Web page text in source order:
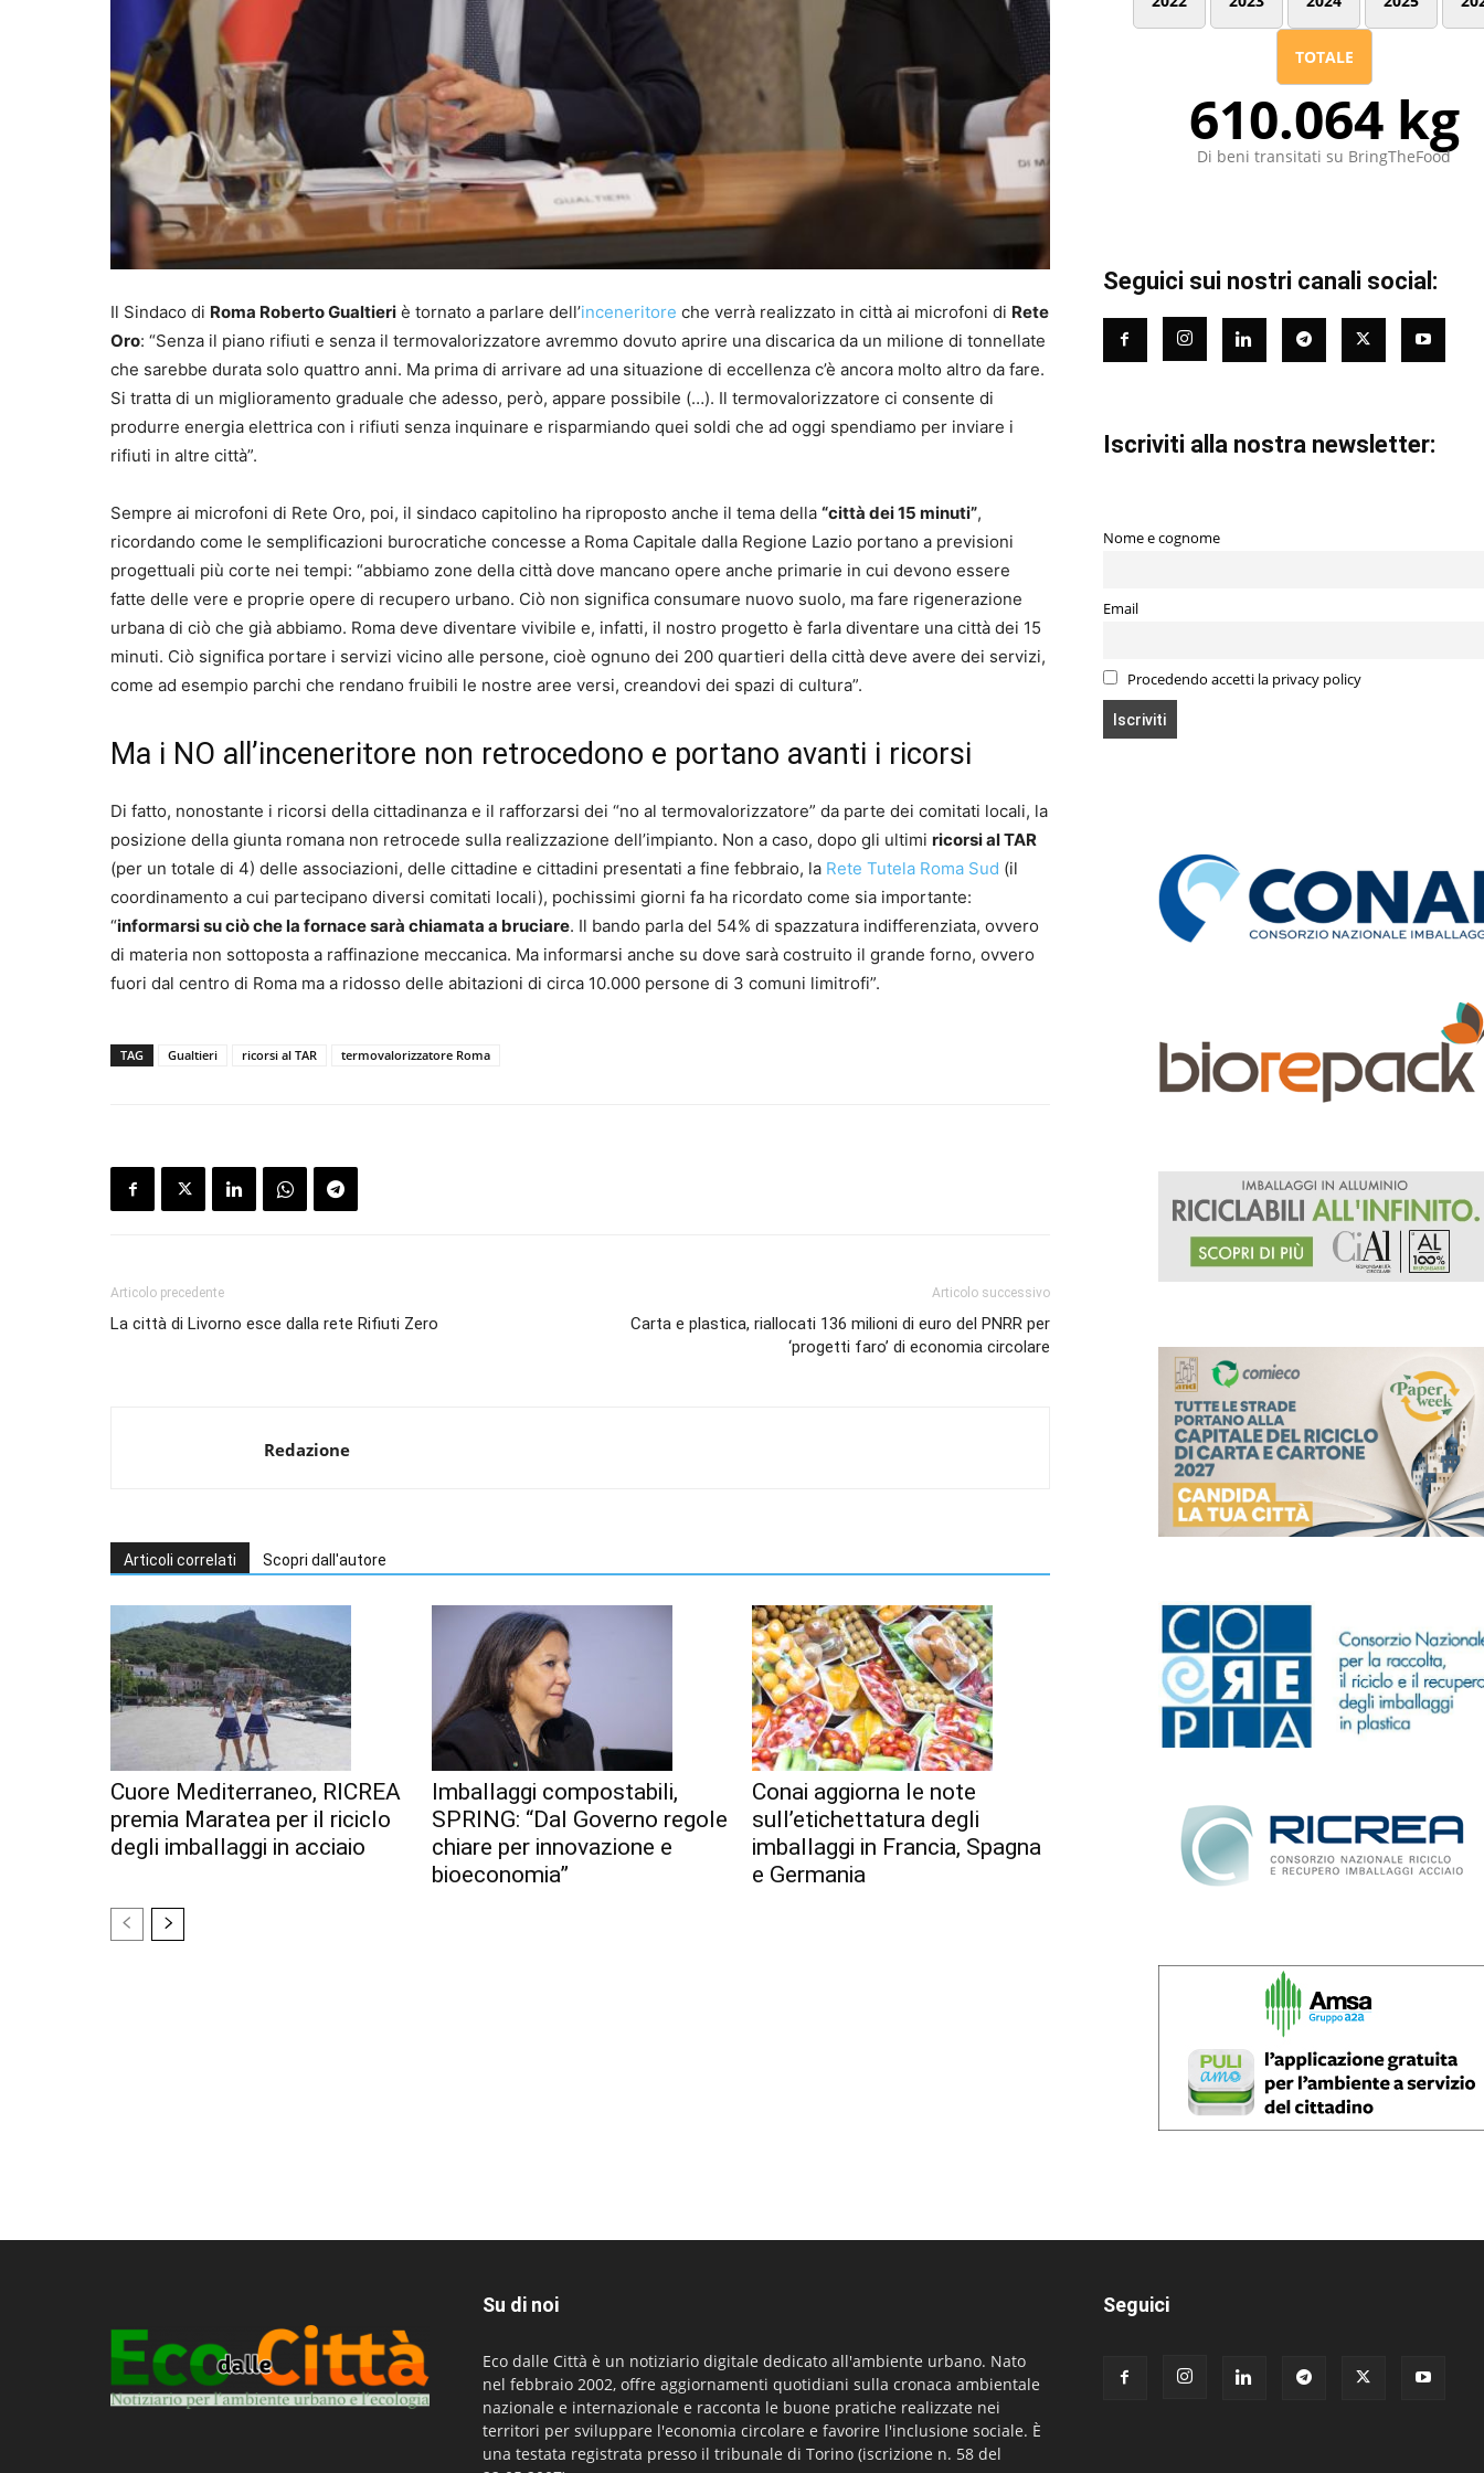
Il Sindaco di Roma Roberto Gualtieri è tornato a parlare dell’inceneritore che verrà realizzato in città ai microfoni di Rete
Oro: “Senza il piano rifiuti e senza il termovalorizzatore avremmo dovuto aprire una discarica da un milione di tonnellate
che sarebbe durata solo quattro anni. Ma prima di arrivare ad una situazione di eccellenza c’è ancora molto altro da fare.
Si tratta di un miglioramento graduale che adesso, però, appare possibile (…). Il termovalorizzatore ci consente di
produrre energia elettrica con i rifiuti senza inquinare e risparmiando quei soldi che ad oggi spendiamo per inviare i
rifiuti in altre città”.
Sempre ai microfoni di Rete Oro, poi, il sindaco capitolino ha riproposto anche il tema della “città dei 15 minuti”,
ricordando come le semplificazioni burocratiche concesse a Roma Capitale dalla Regione Lazio portano a previsioni
progettuali più corte nei tempi: “abbiamo zone della città dove mancano opere anche primarie in cui devono essere
fatte delle vere e proprie opere di recupero urbano. Ciò non significa consumare nuovo suolo, ma fare rigenerazione
urbana di ciò che già abbiamo. Roma deve diventare vivibile e, infatti, il nostro progetto è farla diventare una città dei 15
minuti. Ciò significa portare i servizi vicino alle persone, cioè ognuno dei 200 quartieri della città deve avere dei servizi,
come ad esempio parchi che rendano fruibili le nostre aree versi, creandovi dei spazi di cultura”.
Ma i NO all’inceneritore non retrocedono e portano avanti i ricorsi
Di fatto, nonostante i ricorsi della cittadinanza e il rafforzarsi dei “no al termovalorizzatore” da parte dei comitati locali, la
posizione della giunta romana non retrocede sulla realizzazione dell’impianto. Non a caso, dopo gli ultimi ricorsi al TAR
(per un totale di 4) delle associazioni, delle cittadine e cittadini presentati a fine febbraio, la Rete Tutela Roma Sud (il
coordinamento a cui partecipano diversi comitati locali), pochissimi giorni fa ha ricordato come sia importante:
“informarsi su ciò che la fornace sarà chiamata a bruciare. Il bando parla del 54% di spazzatura indifferenziata, ovvero
di materia non sottoposta a raffinazione meccanica. Ma informarsi anche su dove sarà costruito il grande forno, ovvero
fuori dal centro di Roma ma a ridosso delle abitazioni di circa 10.000 persone di 3 comuni limitrofi”.
TAG Gualtieri ricorsi al TAR termovalorizzatore Roma
Articolo precedente
La città di Livorno esce dalla rete Rifiuti Zero
Articolo successivo
Carta e plastica, riallocati 136 milioni di euro del PNRR per
‘progetti faro’ di economia circolare
Redazione
Articoli correlati Scopri dall'autore
Cuore Mediterraneo, RICREA
premia Maratea per il riciclo
degli imballaggi in acciaio
Imballaggi compostabili,
SPRING: “Dal Governo regole
chiare per innovazione e
bioeconomia”
Conai aggiorna le note
sull’etichettatura degli
imballaggi in Francia, Spagna
e Germania
TOTALE
610.064 kg
Di beni transitati su BringTheFood
Seguici sui nostri canali social:
Iscriviti alla nostra newsletter:
Nome e cognome
Email
Procedendo accetti la privacy policy
Su di noi
Eco dalle Città è un notiziario digitale dedicato all'ambiente urbano. Nato
nel febbraio 2002, offre aggiornamenti quotidiani sulla cronaca ambientale
nazionale e internazionale e racconta le buone pratiche realizzate nei
territori per sviluppare l'economia circolare e favorire l'inclusione sociale. È
una testata registrata presso il tribunale di Torino (iscrizione n. 58 del
Seguici